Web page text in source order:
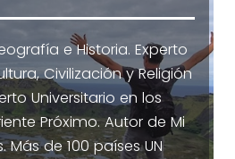
e Historia. Experto
Civilización y Religión
Universitario en los
Próximo. Autor de Mi
Más de 100 países UN